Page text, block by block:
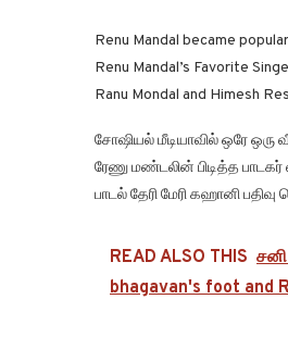
Renu Mandal became
Renu Mandal’s Favorite
Ranu Mondal and Himesh
சோஷியல் மீடியாவில் ஒரே ஒரு
ரேணு மண்டலின் பிடித்த
பாடல் தேரி மேரி கஹானி
READ ALSO THIS
bhagavan's foot and